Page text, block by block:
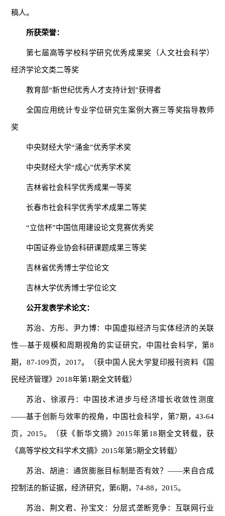
稿人。
所获荣誉：
第七届高等学校科学研究优秀成果奖（人文社会科学）
经济学论文类二等奖
教育部“新世纪优秀人才支持计划”获得者
全国应用统计专业学位研究生案例大赛三等奖指导教师
奖
中央财经大学“涌金”优秀学术奖
中央财经大学“成心”优秀学术奖
吉林省社会科学优秀成果一等奖
长春市社会科学优秀学术成果二等奖
“立信杯”中国信用建设论文竞赛优秀奖
中国证券业协会科研课题成果三等奖
吉林省优秀博士学位论文
吉林大学优秀博士学位论文
公开发表学术论文：
苏治、方彤、尹力博：中国虚拟经济与实体经济的关联
性—基于规模和周期视角的实证研究，中国社会科学，第8
期，87-109页，2017。（获中国人民大学复印报刊资料《国
民经济管理》2018年第1期全文转载）
苏治、徐淑丹：中国技术进步与经济增长收敛性测度
——基于创新与效率的视角，中国社会科学，第7期，43-64
页，2015。（获《新华文摘》2015年第18期全文转载，获
《高等学校文科学术文摘》2015年第5期全文转载）
苏治、胡迪：通货膨胀目标制是否有效？——来自合成
控制法的新证据，经济研究，第6期，74-88，2015。
苏治、荆文君、孙宝文：分层式垄断竞争：互联网行业